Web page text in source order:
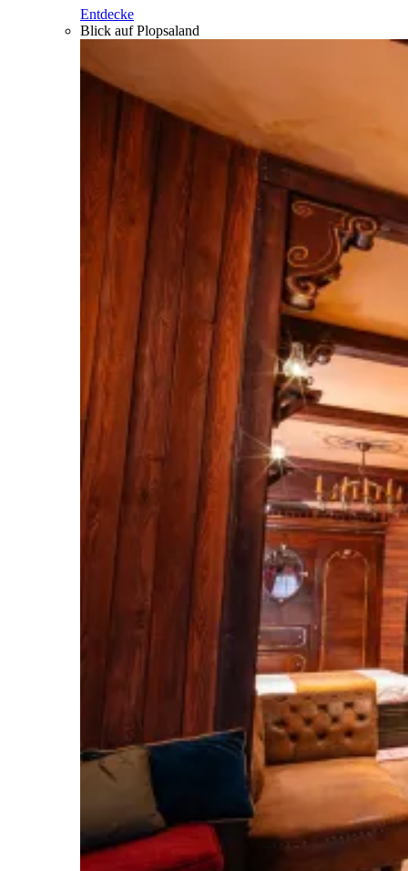
Entdecke
Blick auf Plopsaland